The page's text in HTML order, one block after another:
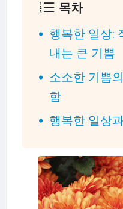
목차
행복한 일상:
내는 큰 기쁨
소소한 기쁨
함
행복한 일상